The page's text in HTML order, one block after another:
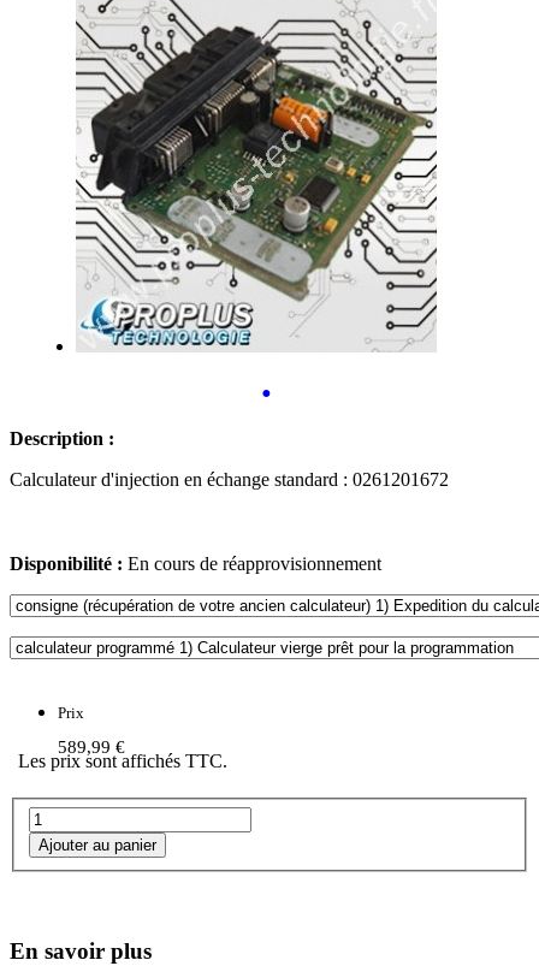
•
Description :
Calculateur d'injection en échange standard : 0261201672
Disponibilité : En cours de réapprovisionnement
Prix
589,99 €
Les prix sont affichés TTC.
En savoir plus